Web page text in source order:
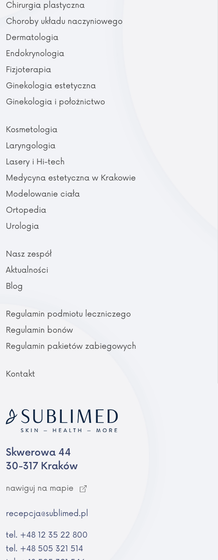
Chirurgia plastyczna
Choroby układu naczyniowego
Dermatologia
Endokrynologia
Fizjoterapia
Ginekologia estetyczna
Ginekologia i położnictwo
Kosmetologia
Laryngologia
Lasery i Hi-tech
Medycyna estetyczna w Krakowie
Modelowanie ciała
Ortopedia
Urologia
Nasz zespół
Aktualności
Blog
Regulamin podmiotu leczniczego
Regulamin bonów
Regulamin pakietów zabiegowych
Kontakt
Skwerowa 44
30-317 Kraków
nawiguj na mapie
recepcja@sublimed.pl
tel. +48 12 35 22 800
tel. +48 505 321 514